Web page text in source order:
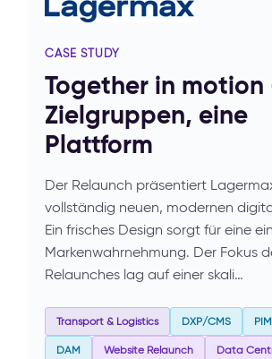
CASE STUDY
Together in motion
Zielgruppen, eine
Plattform
Der Relaunch präsentiert
vollständig neuen, modernen
Ein frisches Design sorgt für eine
Markenwahrnehmung. Der Fokus
Relaunches lag auf einer skali…
Transport & Logistics DXP/CMS
DAM Website Relaunch Data